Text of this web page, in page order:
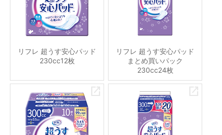
リフレ 超うす安心パッド
230cc12枚
リフレ 超うす安心パッド
まとめ買いパック
230cc24枚